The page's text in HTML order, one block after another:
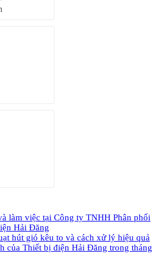
làm việc tại Công ty TNHH Phân phối
Hải Đăng
hút gió kêu to và cách xử lý hiệu quả
của Thiết bị điện Hải Đăng trong tháng